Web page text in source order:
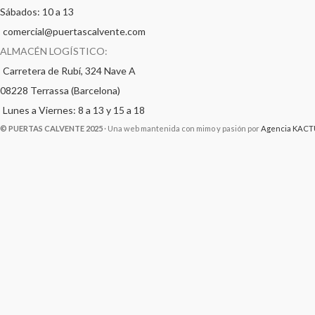
Sábados: 10 a 13
comercial@puertascalvente.com
ALMACÉN LOGÍSTICO:
Carretera de Rubí, 324 Nave A
08228 Terrassa (Barcelona)
Lunes a Viernes: 8 a 13 y 15 a 18
© PUERTAS CALVENTE 2025 · Una web mantenida con mimo y pasión por Agencia